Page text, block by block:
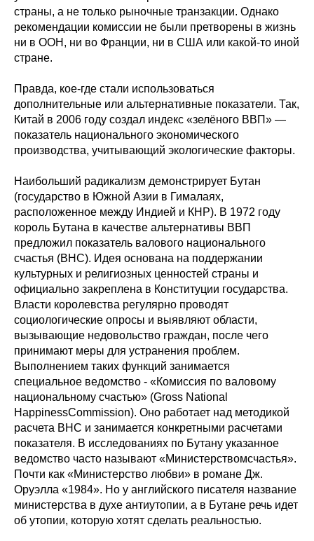
страны, а не только рыночные транзакции. Однако
рекомендации комиссии не были претворены в жизнь
ни в ООН, ни во Франции, ни в США или какой-то иной
стране.
Правда, кое-где стали использоваться
дополнительные или альтернативные показатели. Так,
Китай в 2006 году создал индекс «зелёного ВВП» —
показатель национального экономического
производства, учитывающий экологические факторы.
Наибольший радикализм демонстрирует Бутан
(государство в Южной Азии в Гималаях,
расположенное между Индией и КНР). В 1972 году
король Бутана в качестве альтернативы ВВП
предложил показатель валового национального
счастья (ВНС). Идея основана на поддержании
культурных и религиозных ценностей страны и
официально закреплена в Конституции государства.
Власти королевства регулярно проводят
социологические опросы и выявляют области,
вызывающие недовольство граждан, после чего
принимают меры для устранения проблем.
Выполнением таких функций занимается
специальное ведомство - «Комиссия по валовому
национальному счастью» (Gross National
HappinessCommission). Оно работает над методикой
расчета ВНС и занимается конкретными расчетами
показателя. В исследованиях по Бутану указанное
ведомство часто называют «Министерствомсчастья».
Почти как «Министерство любви» в романе Дж.
Оруэлла «1984». Но у английского писателя название
министерства в духе антиутопии, а в Бутане речь идет
об утопии, которую хотят сделать реальностью.